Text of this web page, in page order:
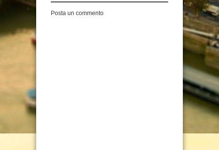
Posta un commento